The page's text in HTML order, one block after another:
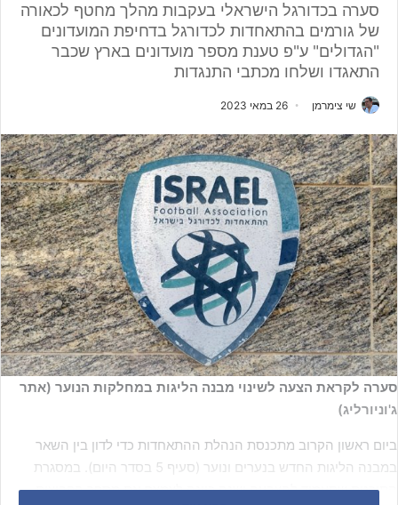
סערה בכדורגל הישראלי בעקבות מהלך מחטף לכאורה
של גורמים בהתאחדות לכדורגל בדחיפת המועדונים
"הגדולים" ע"פ טענת מספר מועדונים בארץ שכבר
התאגדו ושלחו מכתבי התנגדות
שי צימרמן 26 במאי 2023
סערה לקראת הצעה לשינוי מבנה הליגות במחלקות הנוער (אתר
ג'וניורליג)
ביום ראשון הקרוב מתכנסת הנהלת ההתאחדות כדי לדון בין השאר
במבנה הליגות החדש בנערים ונוער (סעיף 5 בסדר היום). במסגרת
התוכנית שתעמוד להצבעה ישנה כוונה לצמצם את מספר הקבוצות